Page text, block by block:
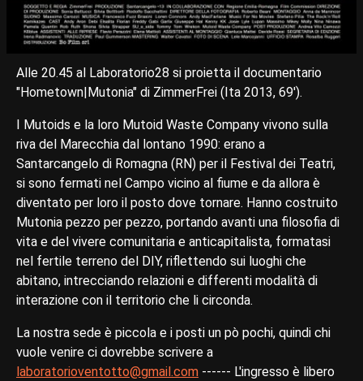
Alle 20.45 al Laboratorio28 si proietta il documentario
"Hometown|Mutonia" di ZimmerFrei (Ita 2013, 69').
I Mutoids e la loro Mutoid Waste Company vivono sulla
riva del Marecchia dal lontano 1990: erano a
Santarcangelo di Romagna (RN) per il Festival dei Teatri,
si sono fermati nel Campo vicino al fiume e da allora è
diventato per loro il posto dove tornare. Hanno costruito
Mutonia pezzo per pezzo, portando avanti una filosofia di
vita e del vivere comunitaria e anticapitalista, formatasi
nel fertile terreno del DIY, riflettendo sui luoghi che
abitano, intrecciando relazioni e differenti modalità di
interazione con il territorio che li circonda.
La nostra sede è piccola e i posti un pò pochi, quindi chi
vuole venire ci dovrebbe scrivere a
laboratorioventotto@gmail.com ------ L'ingresso è libero